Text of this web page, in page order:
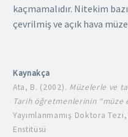
kaçmamalıdır. Nitekim
çevrilmiş ve açık hava
Kaynakça
Ata, B. (2002). Müzelerle ve
Tarih öğretmenlerinin
Yayımlanmamış Doktora
Enstitüsü